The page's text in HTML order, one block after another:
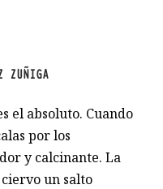
ZUÑIGA
el absoluto. Cuando
por los
y calcinante. La
ciervo un salto